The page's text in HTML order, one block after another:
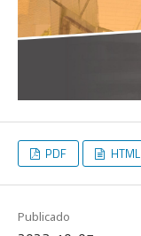
PDF HTML
Publicado